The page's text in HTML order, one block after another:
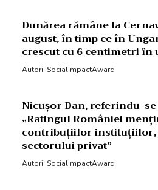
Dunărea rămâne la
august, în timp ce în
crescut cu 6 centimetri în
Autorii SocialImpactAward
Nicușor Dan, referindu-se
„Ratingul României
contribuțiilor instituțiilor,
sectorului privat”
Autorii SocialImpactAward